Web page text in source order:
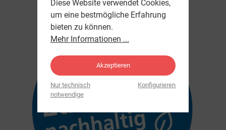
Diese Website verwendet Cookies,
um eine bestmögliche Erfahrung
bieten zu können.
Mehr Informationen ...
Akzeptieren
Nur technisch
notwendige
Konfigurieren